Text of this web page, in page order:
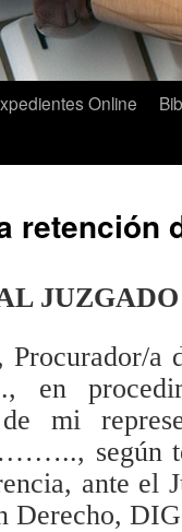
Online
retención
JUZGADO
a
mi
según
ante el
Derecho,